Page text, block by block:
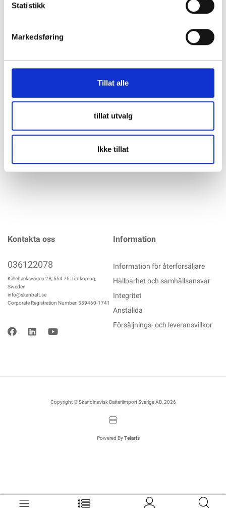
Statistikk
Markedsføring
Tillat alle
tillat utvalg
Ikke tillat
Beskrivning
Stänksäker USB-kontakt med USB-C och USB-A-uttag av hög
kvalitet. Perfekt lämpad för båt och husbil. Specifikationer:
mer info
Kontakta oss
036122078
Källebacksvägen 2B, 554 75 Jönköping,
Sweden
info@skanbatt.se
Corporate Registration Number: 559460-1741
Information
Information för återförsäljare
Hållbarhet och samhällsansvar
Integritet
Anställda
Försäljnings- och leveransvillkor
Copyright © Skandinavisk Batteriimport Sverige AB, 2026
Powered ByTelaris